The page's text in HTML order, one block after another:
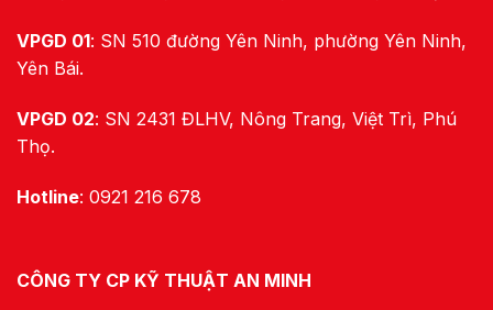
VPGD 01: SN 510 đường Yên Ninh, phường Yên Ninh,
Yên Bái.
VPGD 02: SN 2431 ĐLHV, Nông Trang, Việt Trì, Phú
Thọ.
Hotline: 0921 216 678
CÔNG TY CP KỸ THUẬT AN MINH